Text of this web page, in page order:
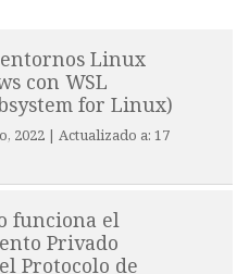
Linux
con WSL
for Linux)
2022 | Actualizado a:17
funciona el
Privado
Protocolo de